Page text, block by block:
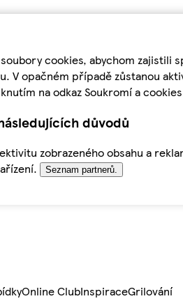
cookies, abychom
V opačném případě zůstanou
na odkaz Soukromí a
důvodů
zobrazeného obsahu a
Seznam partnerů.
Online ClubInspiraceGrilování